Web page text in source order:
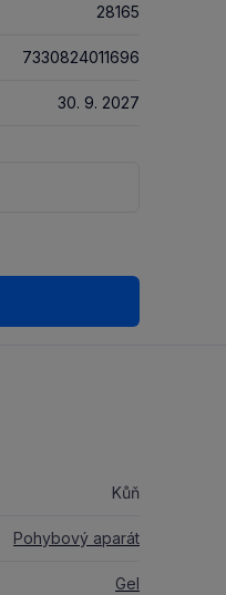
28165
7330824011696
30. 9. 2027
Kůň
Pohybový aparát
Gel